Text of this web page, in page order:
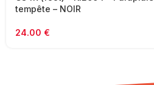
tempête – NOIR
24.00 €